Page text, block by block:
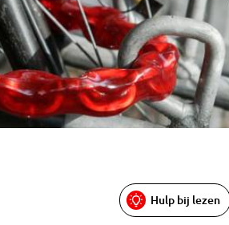
Hulp bij lezen